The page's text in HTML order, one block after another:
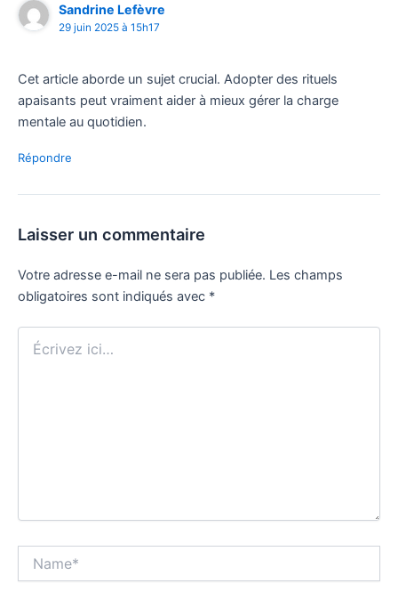
Sandrine Lefèvre
29 juin 2025 à 15h17
Cet article aborde un sujet crucial. Adopter des rituels
apaisants peut vraiment aider à mieux gérer la charge
mentale au quotidien.
Répondre
Laisser un commentaire
Votre adresse e-mail ne sera pas publiée. Les champs
obligatoires sont indiqués avec *
Écrivez
ici…